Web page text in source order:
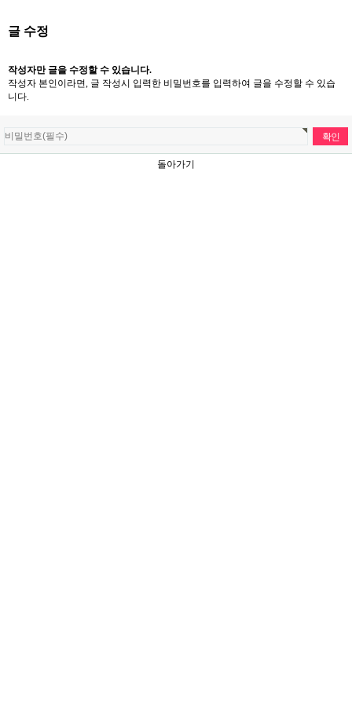
글 수정
작성자만 글을 수정할 수 있습니다.
작성자 본인이라면, 글 작성시 입력한 비밀번호를 입력하여 글을 수정할 수 있습
니다.
돌아가기